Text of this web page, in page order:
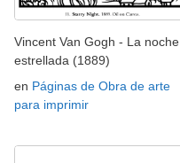
Vincent Van Gogh - La noche
estrellada (1889)
en Páginas de Obra de arte
para imprimir